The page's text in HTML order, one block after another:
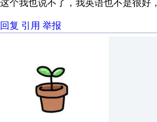
这个我也说不了，我英语也不是很好
回复 引用 举报